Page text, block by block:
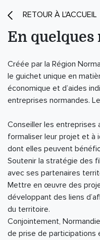
RETOUR À L'ACCUEIL
En quelques
Créée par la Région
le guichet unique en
économique et d’aides
entreprises normandes.
Conseiller les entreprises
formaliser leur projet et à
dont elles peuvent
Soutenir la stratégie des
avec ses partenaires
Mettre en œuvre des
développant des liens
du territoire.
Conjointement,
de prise de participations